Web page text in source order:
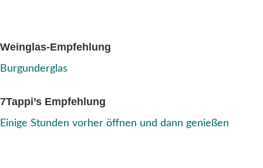
Weinglas-Empfehlung
Burgunderglas
7Tappi’s Empfehlung
Einige Stunden vorher öffnen und dann genießen